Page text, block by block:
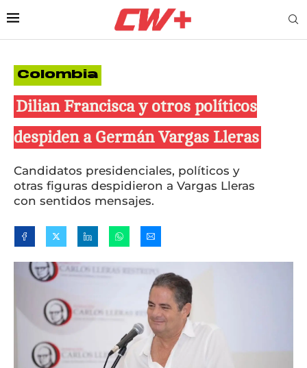
Colombia
Dilian Francisca y otros políticos
despiden a Germán Vargas Lleras
Candidatos presidenciales, políticos y
otras figuras despidieron a Vargas Lleras
con sentidos mensajes.